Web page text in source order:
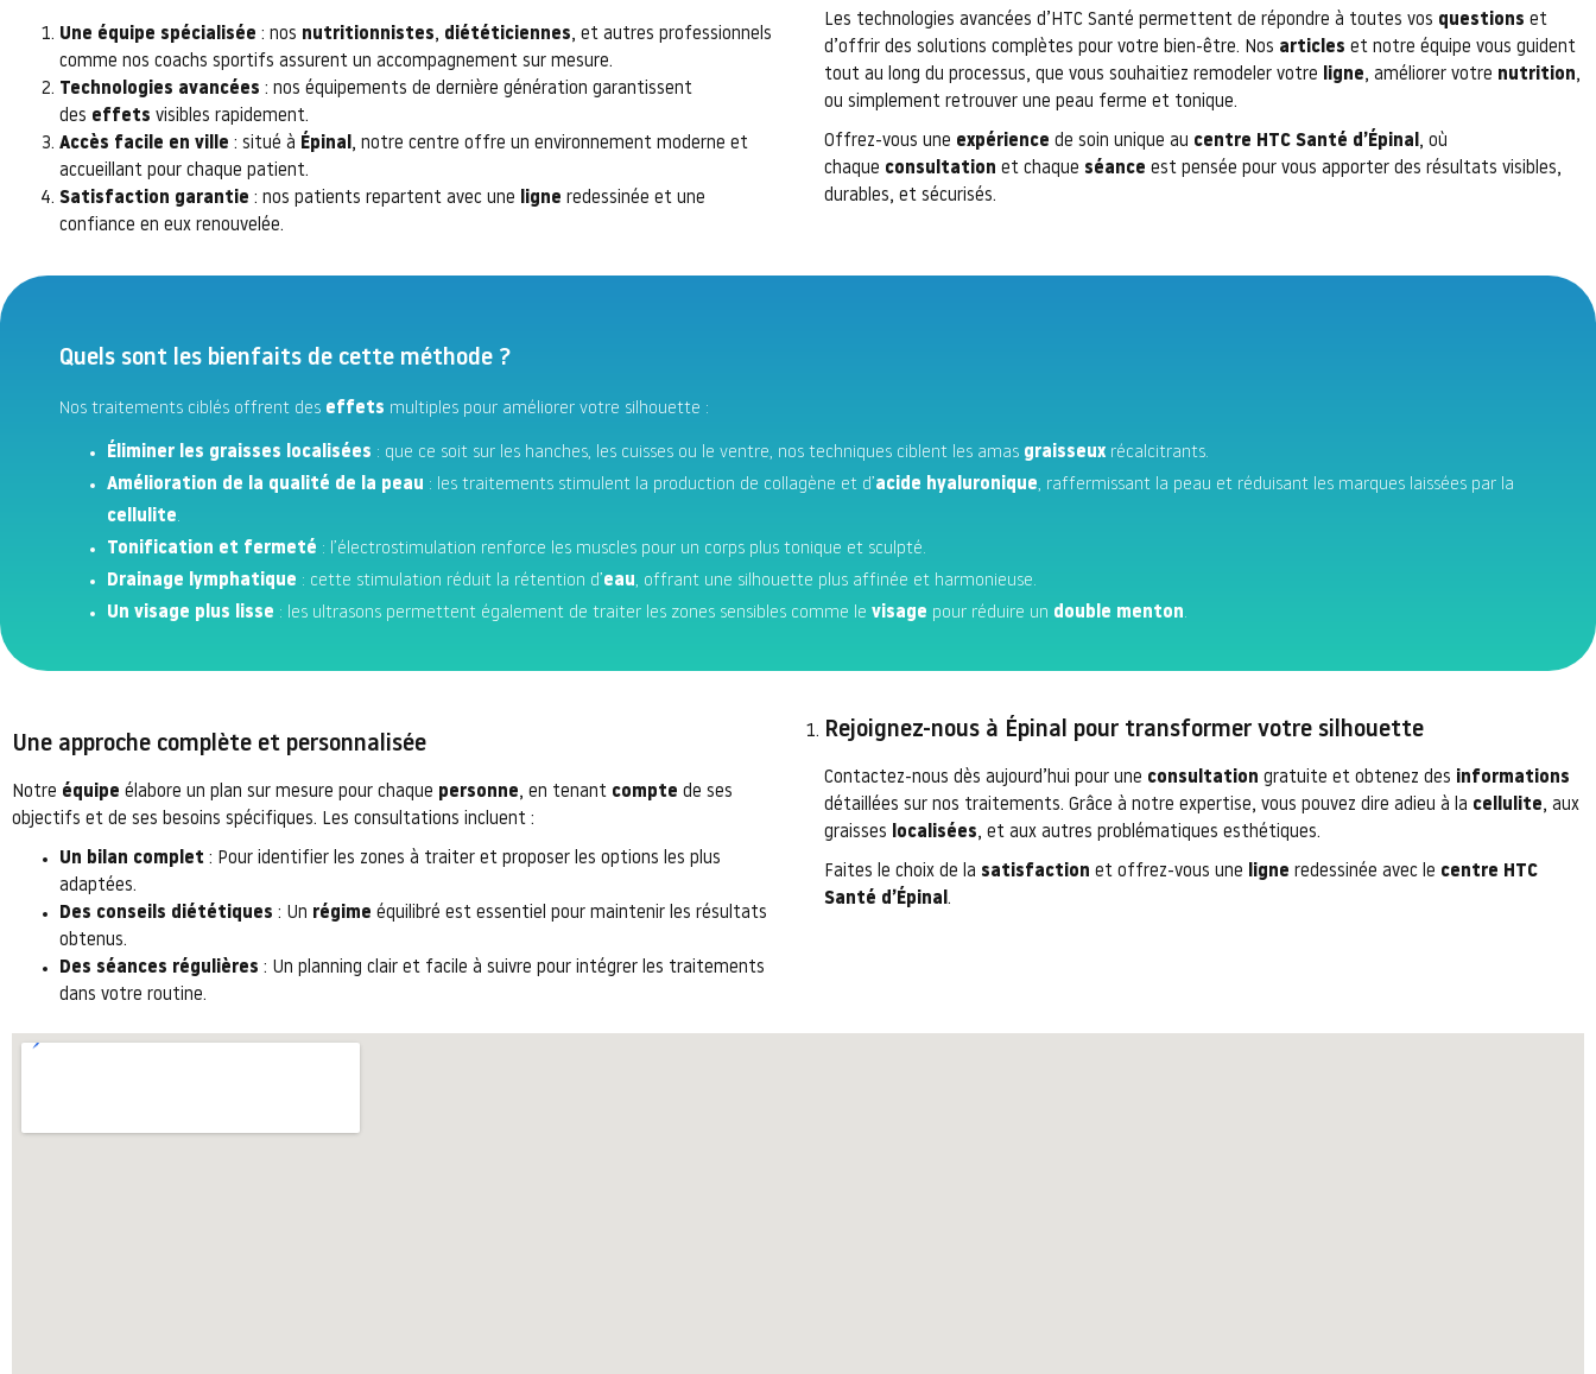
Une équipe spécialisée : nos nutritionnistes, diététiciennes, et autres professionnels
comme nos coachs sportifs assurent un accompagnement sur mesure.
Technologies avancées : nos équipements de dernière génération garantissent
des effets visibles rapidement.
Accès facile en ville : situé à Épinal , notre centre offre un environnement moderne et
accueillant pour chaque patient.
Satisfaction garantie : nos patients repartent avec une ligne redessinée et une
confiance en eux renouvelée.
Les technologies avancées d’HTC Santé permettent de répondre à toutes vos questions et
d’offrir des solutions complètes pour votre bien-être. Nos articles et notre équipe vous guident
tout au long du processus, que vous souhaitiez remodeler votre
ligne, améliorer votre nutrition,
ou simplement retrouver une peau ferme et tonique.
Offrez-vous une expérience de soin unique au centre HTC Santé d’Épinal , où
chaque consultation et chaque séance est pensée pour vous apporter des résultats visibles,
durables, et sécurisés.
Quels sont les bienfaits de cette méthode ?
Nos traitements ciblés offrent des effets multiples pour améliorer votre silhouette :
Éliminer les graisses localisées : que ce soit sur les hanches, les cuisses ou le ventre, nos techniques ciblent les amas graisseux récalcitrants.
Amélioration de la qualité de la peau : les traitements stimulent la production de collagène et d’acide hyaluronique, raffermissant la peau et réduisant les marques laissées par la
cellulite.
Tonification et fermeté : l’électrostimulation renforce les muscles pour un corps plus tonique et sculpté.
Drainage lymphatique : cette stimulation réduit la rétention d’eau, offrant une silhouette plus affinée et harmonieuse.
Un visage plus lisse : les ultrasons permettent également de traiter les zones sensibles comme le visage pour réduire un double menton.
Une approche complète et personnalisée
Notre équipe élabore un plan sur mesure pour chaque personne, en tenant compte de ses
objectifs et de ses besoins spécifiques. Les consultations incluent :
Un bilan complet : Pour identifier les zones à traiter et proposer les options les plus
adaptées.
Des conseils diététiques : Un régime équilibré est essentiel pour maintenir les résultats
obtenus.
Des séances régulières : Un planning clair et facile à suivre pour intégrer les traitements
dans votre routine.
Rejoignez-nous à Épinal pour transformer votre silhouette
Contactez-nous dès aujourd’hui pour une consultation gratuite et obtenez des informations
détaillées sur nos traitements. Grâce à notre expertise, vous pouvez dire adieu à la cellulite, aux
graisses
localisées, et aux autres problématiques esthétiques.
Faites le choix de la satisfaction et offrez-vous une ligne redessinée avec le centre HTC
Santé d’Épinal .